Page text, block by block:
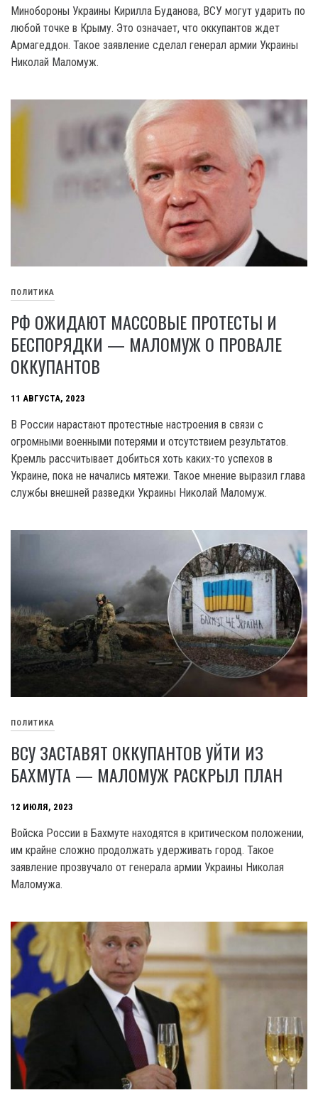
Минобороны Украины Кирилла Буданова, ВСУ могут ударить по
любой точке в Крыму. Это означает, что оккупантов ждет
Армагеддон. Такое заявление сделал генерал армии Украины
Николай Маломуж.
ПОЛИТИКА
РФ ОЖИДАЮТ МАССОВЫЕ ПРОТЕСТЫ И
БЕСПОРЯДКИ — МАЛОМУЖ О ПРОВАЛЕ
ОККУПАНТОВ
11 АВГУСТА, 2023
В России нарастают протестные настроения в связи с
огромными военными потерями и отсутствием результатов.
Кремль рассчитывает добиться хоть каких-то успехов в
Украине, пока не начались мятежи. Такое мнение выразил глава
службы внешней разведки Украины Николай Маломуж.
ПОЛИТИКА
ВСУ ЗАСТАВЯТ ОККУПАНТОВ УЙТИ ИЗ
БАХМУТА — МАЛОМУЖ РАСКРЫЛ ПЛАН
12 ИЮЛЯ, 2023
Войска России в Бахмуте находятся в критическом положении,
им крайне сложно продолжать удерживать город. Такое
заявление прозвучало от генерала армии Украины Николая
Маломужа.